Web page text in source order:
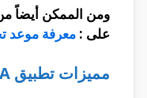
ومن الممكن أيضاً
على : معرفة موعد
مميزات تطبيق MY NTRA المختلفة :